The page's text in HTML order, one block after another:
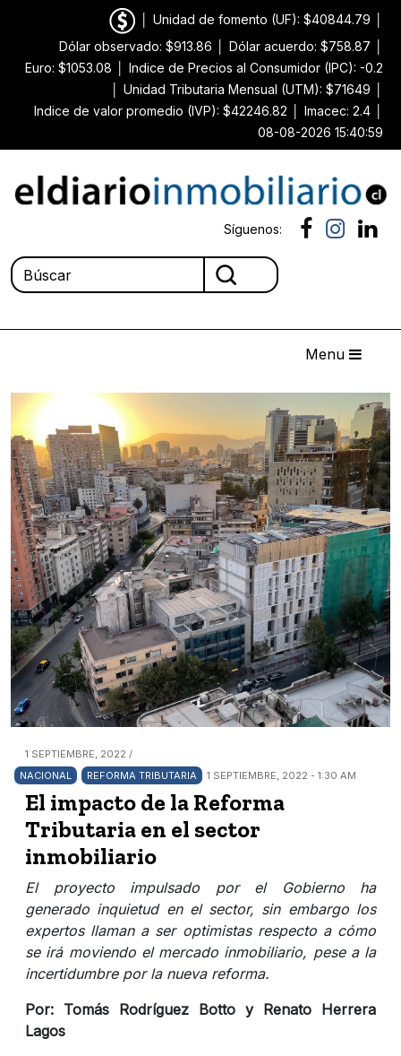
Unidad de fomento (UF): $40844.79
Dólar observado: $913.86
Dólar acuerdo: $758.87
Euro: $1053.08
Indice de Precios al Consumidor (IPC): -0.2
Unidad Tributaria Mensual (UTM): $71649
Indice de valor promedio (IVP): $42246.82
Imacec: 2.4
08-08-2026 15:40:59
Síguenos:
Menu
1 SEPTIEMBRE, 2022 /
NACIONAL
REFORMA TRIBUTARIA 1 SEPTIEMBRE, 2022 - 1:30 AM
El impacto de la Reforma
Tributaria en el sector
inmobiliario
El proyecto impulsado por el Gobierno ha
generado inquietud en el sector, sin embargo los
expertos llaman a ser optimistas respecto a cómo
se irá moviendo el mercado inmobiliario, pese a la
incertidumbre por la nueva reforma.
Por: Tomás Rodríguez Botto y Renato Herrera
Lagos